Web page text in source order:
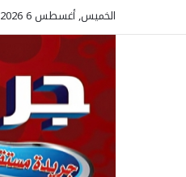
الخميس, أغسطس 6 2026